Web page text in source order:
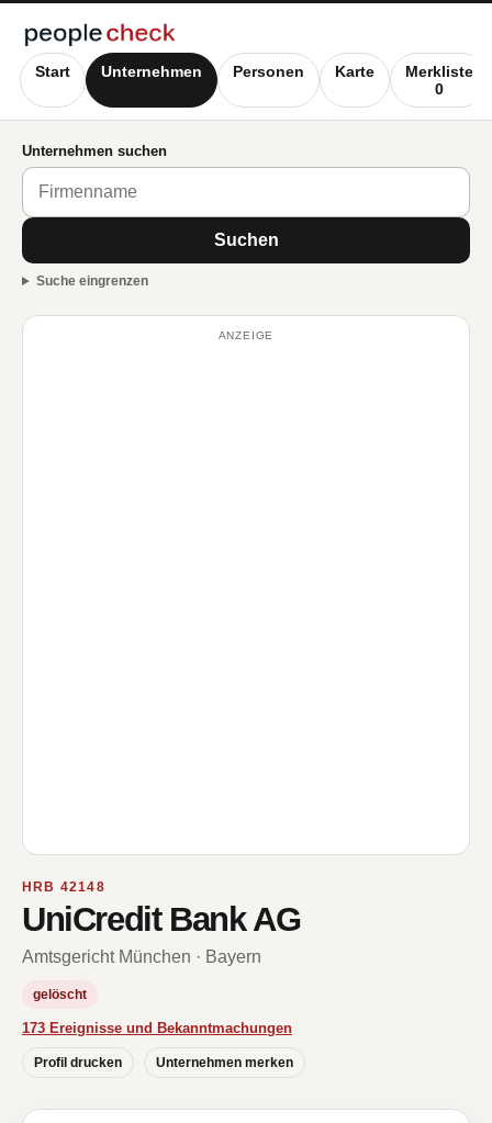
Start Unternehmen Personen Karte
Merkliste
0
Unternehmen suchen
Suchen
Suche eingrenzen
ANZEIGE
HRB 42148
UniCredit Bank AG
Amtsgericht München · Bayern
gelöscht
173 Ereignisse und Bekanntmachungen
Profil drucken Unternehmen merken